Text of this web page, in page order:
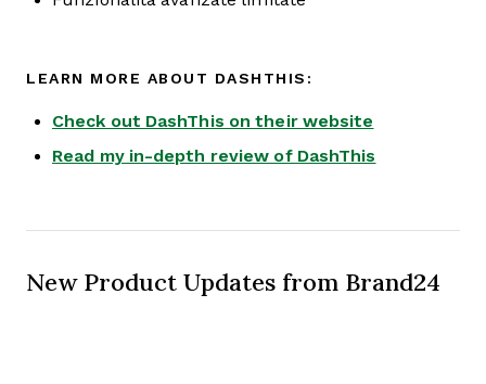
LEARN MORE ABOUT DASHTHIS:
Check out DashThis on their website
Read my in-depth review of DashThis
New Product Updates from Brand24